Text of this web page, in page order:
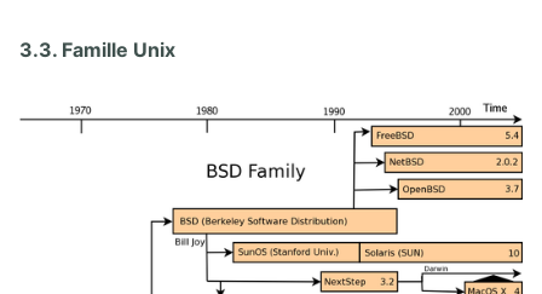
3.3. Famille Unix